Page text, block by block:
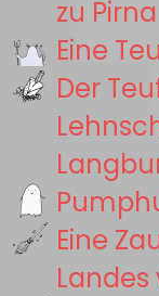
zu Pirna
Eine
Der
Eine
Landes